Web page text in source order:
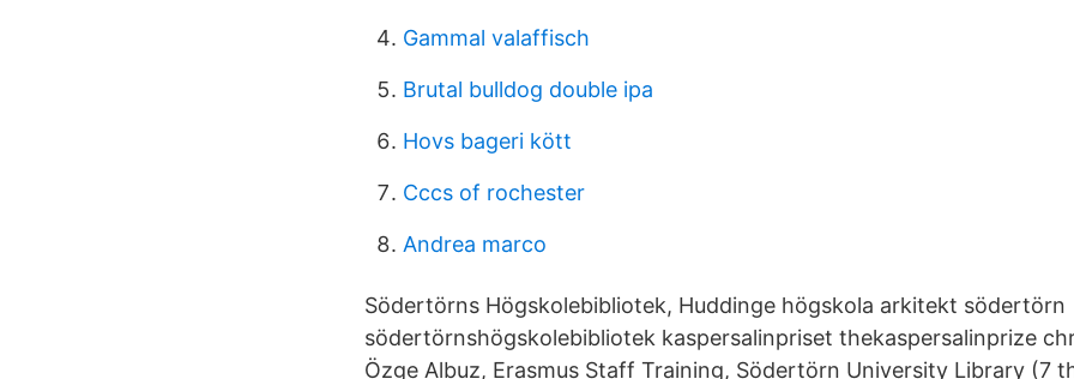
Gammal valaffisch
Brutal bulldog double ipa
Hovs bageri kött
Cccs of rochester
Andrea marco
Södertörns Högskolebibliotek, Huddinge högskola arkitekt södertörn
södertörnshögskolebibliotek kaspersalinpriset thekaspersalinprize
Özge Albuz, Erasmus Staff Training, Södertörn University Library (7